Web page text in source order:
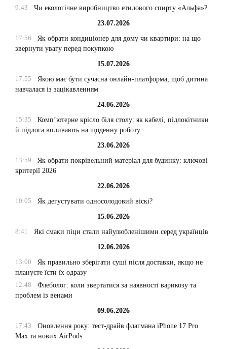
9:43
Чи екологічне виробництво етилового спирту «Альфа»?
23.07.2026
17:56
Як обрати кондиціонер для дому чи квартири: на що
звернути увагу перед покупкою
15.07.2026
17:55
Якою має бути сучасна онлайн-платформа, щоб дитина
навчалася із зацікавленням
24.06.2026
15:35
Комп’ютерне крісло біля столу: як кабелі, підлокітники
й підлога впливають на щоденну роботу
23.06.2026
13:59
Як обрати покрівельний матеріал для будинку: ключові
критерії 2026
22.06.2026
10:05
Як дегустувати односолодовий віскі?
15.06.2026
8:41
Які смаки піци стали найулюбленішими серед українців
12.06.2026
13:00
Як правильно зберігати суші після доставки, якщо не
плануєте їсти їх одразу
12:48
Флеболог: коли звертатися за наявності варикозу та
проблем із венами
09.06.2026
17:43
Оновлення року: тест-драйв флагмана iPhone 17 Pro
Max та нових AirPods